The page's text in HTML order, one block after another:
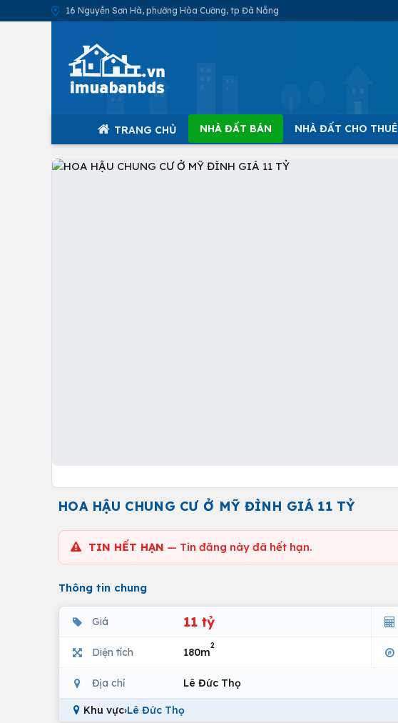
16 Nguyễn Sơn Hà, phường Hòa Cường, tp Đà Nẵng
TRANG CHỦ NHÀ ĐẤT BÁN NHÀ ĐẤT CHO THUÊ
HOA HẬU CHUNG CƯ Ở MỸ ĐÌNH GIÁ 11 TỶ
TIN HẾT HẠN — Tin đăng này đã hết hạn.
Thông tin chung
Giá 11 tỷ
Diện tích 180m
2
Địa chỉ Lê Đức Thọ
Khu vực›Lê Đức Thọ